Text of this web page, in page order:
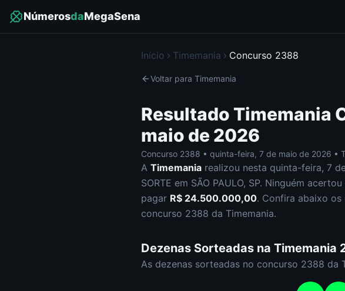
NúmerosdaMegaSena
Início Timemania Concurso 2388
Voltar para Timemania
Resultado Timemania
maio de 2026
Concurso 2388 • quinta-feira, 7 de maio de 2026 •
A Timemania realizou nesta quinta-feira, 7
SORTE em SÃO PAULO, SP. Ninguém
pagar R$ 24.500.000,00. Confira abaixo
concurso 2388 da Timemania.
Dezenas Sorteadas na Timemania
As dezenas sorteadas no concurso 2388 da